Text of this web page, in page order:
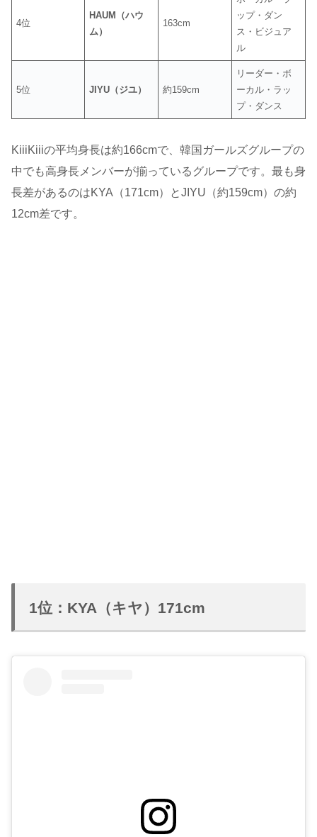
4位
HAUM（ハウ
ム）
163cm
ップ・ダン
ス・ビジュア
ル
5位 JIYU（ジユ） 約159cm
リーダー・ボ
ーカル・ラッ
プ・ダンス
KiiiKiiiの平均身長は約166cmで、韓国ガールズグループの
中でも高身長メンバーが揃っているグループです。最も身
長差があるのはKYA（171cm）とJIYU（約159cm）の約
12cm差です。
1位：KYA（キヤ）171cm